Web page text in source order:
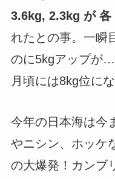
3.6kg, 2.3kg が 各
れたとの事。一瞬
のに5kgアップが
月頃には8kg位に
今年の日本海は今
やニシン、ホッケ
の大爆発！カンブ